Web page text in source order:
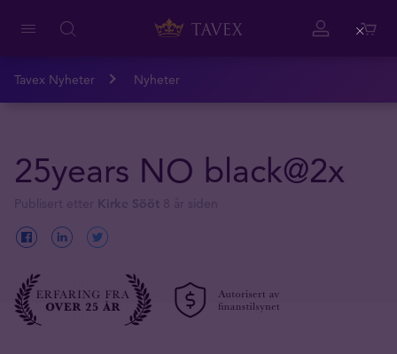
Tavex Nyheter Nyheter
25years NO black@2x
Close